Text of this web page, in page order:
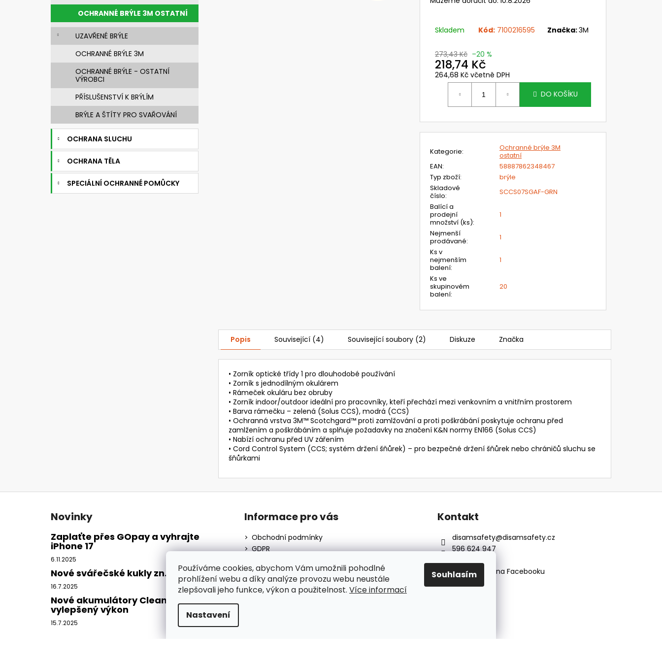
Používáme cookies, abychom Vám umožnili pohodlné
prohlížení webu a díky analýze provozu webu neustále
zlepšovali jeho funkce, výkon a použitelnost. Více informací
Nastavení
Souhlasím
OCHRANNÉ BRÝLE 3M OSTATNÍ
UZAVŘENÉ BRÝLE
OCHRANNÉ BRÝLE 3M
OCHRANNÉ BRÝLE - OSTATNÍ
VÝROBCI
PŘÍSLUŠENSTVÍ K BRÝLÍM
BRÝLE A ŠTÍTY PRO SVAŘOVÁNÍ
OCHRANA SLUCHU
OCHRANA TĚLA
SPECIÁLNÍ OCHRANNÉ POMŮCKY
Skladem Kód: 7100216595 Značka:3M
273,43 Kč –20 %
218,74 Kč
264,68 Kč včetně DPH
Měrná
DO KOŠÍKU
Kategorie:
Ochranné brýle 3M
ostatní
EAN:
58887862348467
Typ zboží:
brýle
Skladové
číslo:
SCCS07SGAF-GRN
Balící a
prodejní
množství (ks):
1
Nejmenší
prodávané:
1
Ks v
nejmenším
balení:
1
Ks ve
skupinovém
balení:
20
Popis Související (4) Související soubory (2) Diskuze Značka
• Zorník optické třídy 1 pro dlouhodobé používání
• Zorník s jednodílným okulárem
• Rámeček okuláru bez obruby
• Zorník indoor/outdoor ideální pro pracovníky, kteří přechází mezi venkovním a vnitřním prostorem
• Barva rámečku – zelená (Solus CCS), modrá (CCS)
• Ochranná vrstva 3M™ Scotchgard™ proti zamlžování a proti poškrábání poskytuje ochranu před
zamlžením a poškrábáním a splňuje požadavky na značení K&N normy EN166 (Solus CCS)
• Nabízí ochranu před UV zářením
• Cord Control System (CCS; systém držení šňůrek) – pro bezpečné držení šňůrek nebo chráničů sluchu se
šňůrkami
631010 SVÁŘEČSKÁ KUKLA 3M
SPEEDGLAS G5-03 E S FILTREM G5-
01/03NC
5 002,86 Kč
Původně: 6 253,57 Kč
729120/10 OCHRANNÁ FOLIE PRO
CENA=BAL.=10 KS
493 Kč
Z
Novinky
Zaplaťte přes GOpay a vyhrajte
iPhone 17
6.11.2025
Nové svářečské kukly zn. CleanAIR
16.7.2025
Nové akumulátory CleanAIR -
vylepšený výkon
15.7.2025
Informace pro vás
Obchodní podmínky
GDPR
Moje objednávka
Blog
Kontakt
disamsafety@disamsafety.cz
596 624 947
Sledujte nás na Facebooku